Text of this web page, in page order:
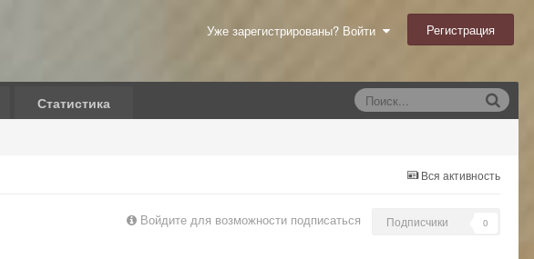
Уже зарегистрированы? Войти Регистрация
Статистика
Вся активность
Войдите для возможности подписаться Подписчики 0